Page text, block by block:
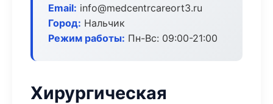
Email: info@medcentrcareort3.ru
Город: Нальчик
Режим работы: Пн-Вс: 09:00-21:00
Хирургическая